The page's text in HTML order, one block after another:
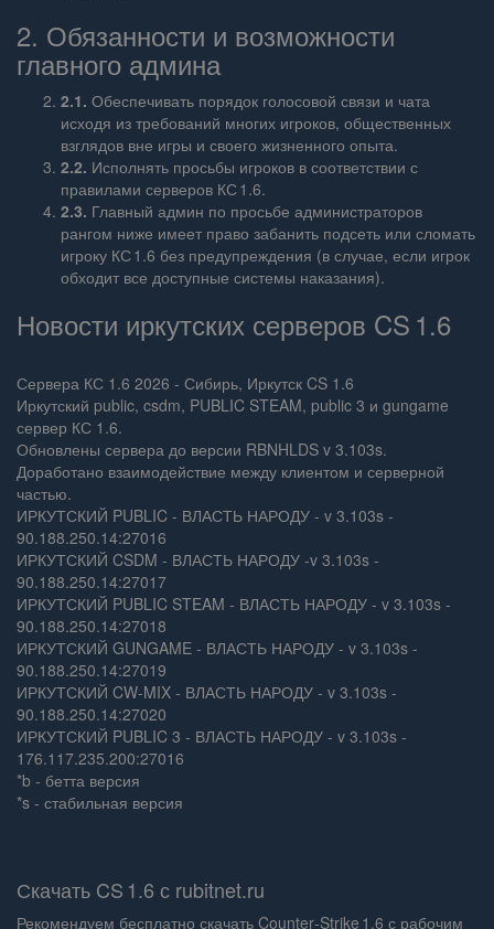
2. Обязанности и возможности
главного админа
2.1. Обеспечивать порядок голосовой связи и чата
исходя из требований многих игроков, общественных
взглядов вне игры и своего жизненного опыта.
2.2. Исполнять просьбы игроков в соответствии с
правилами серверов КС 1.6.
2.3. Главный админ по просьбе администраторов
рангом ниже имеет право забанить подсеть или сломать
игроку КС 1.6 без предупреждения (в случае, если игрок
обходит все доступные системы наказания).
Новости иркутских серверов CS 1.6
Сервера КС 1.6 2026 - Сибирь, Иркутск CS 1.6
Иркутский public, csdm, PUBLIC STEAM, public 3 и gungame
сервер КС 1.6.
Обновлены сервера до версии RBNHLDS v 3.103s.
Доработано взаимодействие между клиентом и серверной
частью.
ИРКУТСКИЙ PUBLIC - ВЛАСТЬ НАРОДУ - v 3.103s -
90.188.250.14:27016
ИРКУТСКИЙ CSDM - ВЛАСТЬ НАРОДУ -v 3.103s -
90.188.250.14:27017
ИРКУТСКИЙ PUBLIC STEAM - ВЛАСТЬ НАРОДУ - v 3.103s -
90.188.250.14:27018
ИРКУТСКИЙ GUNGAME - ВЛАСТЬ НАРОДУ - v 3.103s -
90.188.250.14:27019
ИРКУТСКИЙ CW-MIX - ВЛАСТЬ НАРОДУ - v 3.103s -
90.188.250.14:27020
ИРКУТСКИЙ PUBLIC 3 - ВЛАСТЬ НАРОДУ - v 3.103s -
176.117.235.200:27016
*b - бетта версия
*s - стабильная версия
Скачать CS 1.6 с rubitnet.ru
Рекомендуем бесплатно скачать Counter‑Strike 1.6 с рабочим